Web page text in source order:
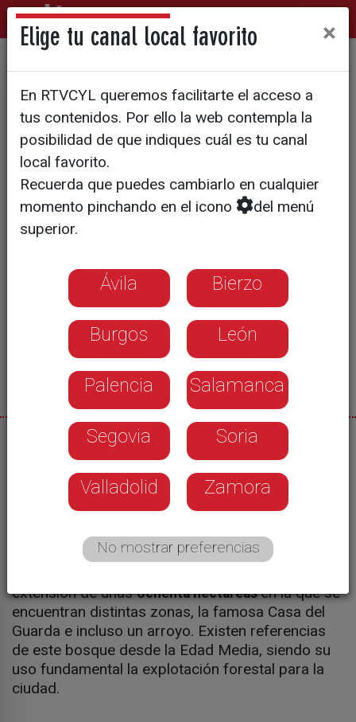
Valorio, el bosque de oro de
Zamora
24/06/2024
Blanca Fraile
El nombre de este bosque procede del latín 'Vallis
Aureus' que se traduce como "valle de oro".
extensión de unasochenta hectáreasen la que se
encuentran distintas zonas, la famosa Casa del
Guarda e incluso un arroyo. Existen referencias
de este bosque desde la Edad Media, siendo su
uso fundamental la explotación forestal para la
ciudad.
Elige tu canal local favorito ×
En RTVCYL queremos facilitarte el acceso a
tus contenidos. Por ello la web contempla la
posibilidad de que indiques cuál es tu canal
local favorito.
Recuerda que puedes cambiarlo en cualquier
momento pinchando en el icono
del menú
superior.
Ávila Bierzo
Burgos León
Palencia Salamanca
Segovia Soria
Valladolid Zamora
No mostrar preferencias